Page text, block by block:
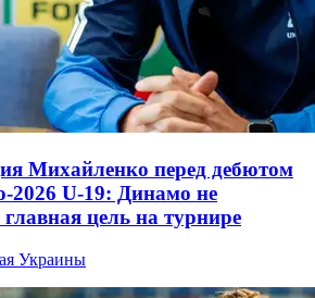
Михайленко перед дебютом
2026 U-19: Динамо не
главная цель на турнире
Украины